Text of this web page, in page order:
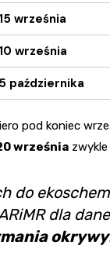
15 września
10 września
5 października
pod koniec
września
do
dla
okrywy